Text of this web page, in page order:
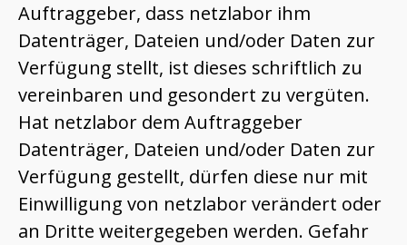
Auftraggeber, dass netzlabor ihm
Datenträger, Dateien und/oder Daten zur
Verfügung stellt, ist dieses schriftlich zu
vereinbaren und gesondert zu vergüten.
Hat netzlabor dem Auftraggeber
Datenträger, Dateien und/oder Daten zur
Verfügung gestellt, dürfen diese nur mit
Einwilligung von netzlabor verändert oder
an Dritte weitergegeben werden. Gefahr